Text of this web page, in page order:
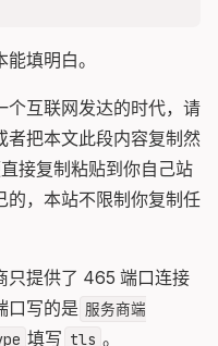
填明白。
个互联网发达的时代，请
者把本文此段内容复制然
接复制粘贴到你自己站
的，本站不限制你复制任
只提供了 465 端口连接
口写的是 服务商端
填写 tls 。